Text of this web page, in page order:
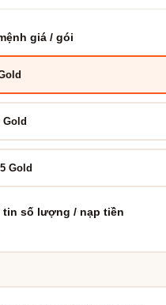
giá / gói
Gold
Gold
tin số lượng / nạp tiền